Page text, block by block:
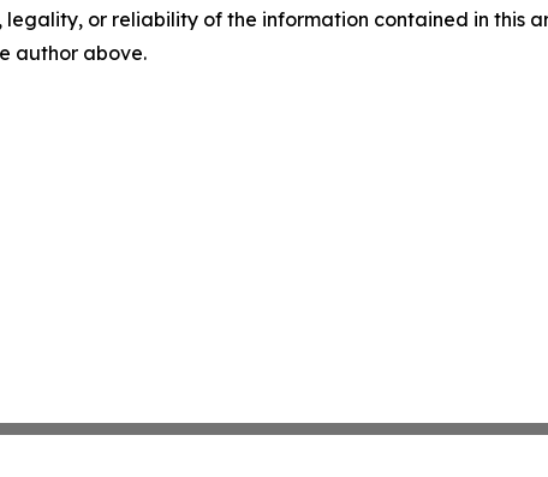
legality, or reliability of the information contained in this
author above.